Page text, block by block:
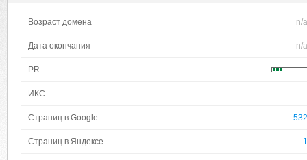
Возраст домена n/a
Дата окончания n/a
PR
ИКС
Страниц в Google 532
Страниц в Яндексе 1